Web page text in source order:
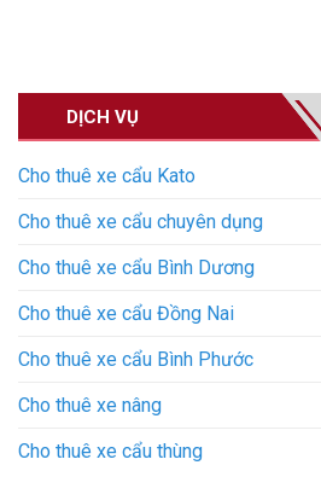
DỊCH VỤ
Cho thuê xe cẩu Kato
Cho thuê xe cẩu chuyên dụng
Cho thuê xe cẩu Bình Dương
Cho thuê xe cẩu Đồng Nai
Cho thuê xe cẩu Bình Phước
Cho thuê xe nâng
Cho thuê xe cẩu thùng